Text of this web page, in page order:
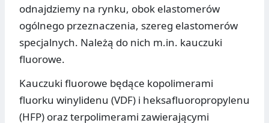
odnajdziemy na rynku, obok elastomerów
ogólnego przeznaczenia, szereg elastomerów
specjalnych. Należą do nich m.in. kauczuki
fluorowe.
Kauczuki fluorowe będące kopolimerami
fluorku winylidenu (VDF) i heksafluoropropylenu
(HFP) oraz terpolimerami zawierającymi